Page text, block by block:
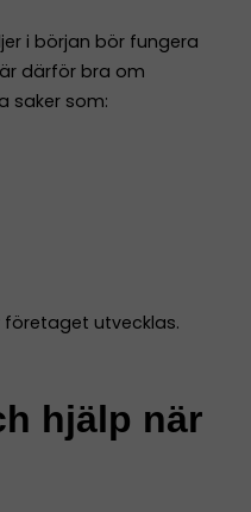
i början bör fungera
därför bra om
saker som:
utvecklas.
hjälp när